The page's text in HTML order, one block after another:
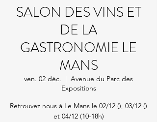
SALON DES VINS ET
DE LA
GASTRONOMIE LE
MANS
ven. 02 déc.
  |
Avenue du Parc des
Expositions
Retrouvez nous à Le Mans le 02/12 (), 03/12 ()
et 04/12 (10-18h)